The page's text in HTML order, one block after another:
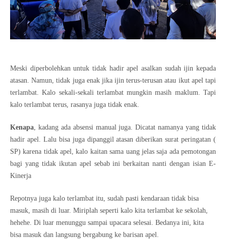
Meski diperbolehkan untuk tidak hadir apel asalkan sudah ijin kepada
atasan. Namun, tidak juga enak jika ijin terus-terusan atau ikut apel tapi
terlambat. Kalo sekali-sekali terlambat mungkin masih maklum. Tapi
kalo terlambat terus, rasanya juga tidak enak.
Kenapa , kadang ada absensi manual juga. Dicatat namanya yang tidak
hadir apel. Lalu bisa juga dipanggil atasan diberikan surat peringatan (
SP) karena tidak apel, kalo kaitan sama uang jelas saja ada pemotongan
bagi yang tidak ikutan apel sebab ini berkaitan nanti dengan isian E-
Kinerja
Repotnya juga kalo terlambat itu, sudah pasti kendaraan tidak bisa
masuk, masih di luar. Miriplah seperti kalo kita terlambat ke sekolah,
hehehe. Di luar menunggu sampai upacara selesai. Bedanya ini, kita
bisa masuk dan langsung bergabung ke barisan apel.